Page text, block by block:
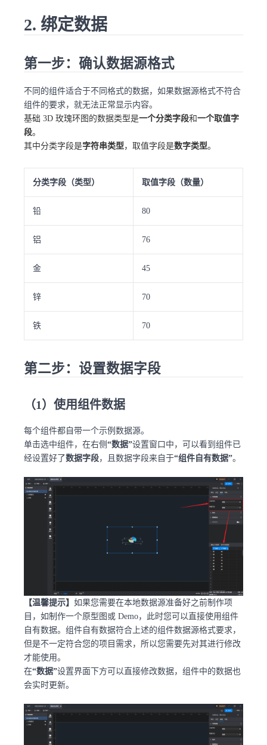
2. 绑定数据
第一步：确认数据源格式
不同的组件适合于不同格式的数据，如果数据源格式不符合
组件的要求，就无法正常显示内容。
基础 3D 玫瑰环图的数据类型是一个分类字段和一个取值字
段。
其中分类字段是字符串类型 ，取值字段是数字类型。
分类字段（类型） 取值字段（数量）
铅 80
铝 76
金 45
锌 70
铁 70
第二步：设置数据字段
（1）使用组件数据
每个组件都自带一个示例数据源。
单击选中组件，在右侧 “数据”设置窗口中，可以看到组件已
经设置好了数据字段，且数据字段来自于“组件自有数据”。
【温馨提示】 如果您需要在本地数据源准备好之前制作项
目，如制作一个原型图或 Demo，此时您可以直接使用组件
自有数据。组件自有数据符合上述的组件数据源格式要求，
但是不一定符合您的项目需求，所以您需要先对其进行修改
才能使用。
在“数据”设置界面下方可以直接修改数据，组件中的数据也
会实时更新。